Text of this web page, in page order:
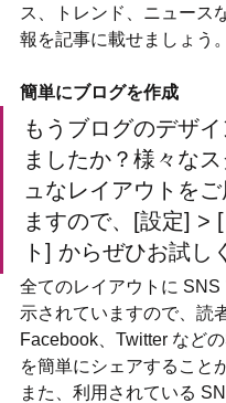
ス、トレンド、ニュース
報を記事に載せましょう。
簡単にブログを作成
もうブログのデザイ
ましたか？様々な
ュなレイアウトを
ますので、[設定] >
ト] からぜひお試し
全てのレイアウトに SNS
示されていますので、読
Facebook、Twitter など
を簡単にシェアすること
また、利用されている